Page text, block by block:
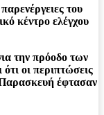
του
κέντρο ελέγχου
την πρόοδο των
οι περιπτώσεις
έφτασαν